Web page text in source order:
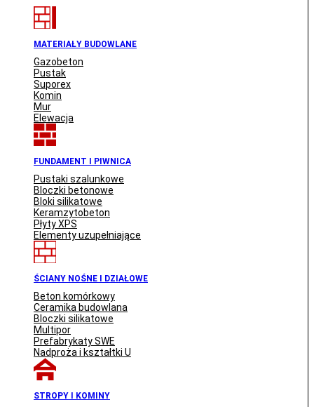
MATERIAŁY BUDOWLANE
Gazobeton
Pustak
Suporex
Komin
Mur
Elewacja
FUNDAMENT I PIWNICA
Pustaki szalunkowe
Bloczki betonowe
Bloki silikatowe
Keramzytobeton
Płyty XPS
Elementy uzupełniające
ŚCIANY NOŚNE I DZIAŁOWE
Beton komórkowy
Ceramika budowlana
Bloczki silikatowe
Multipor
Prefabrykaty SWE
Nadproża i kształtki U
STROPY I KOMINY